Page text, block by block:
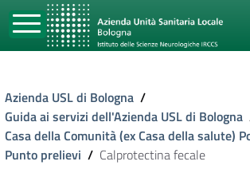
Azienda USL di Bologna /
Guida ai servizi dell'Azienda USL di Bologna
Casa della Comunità (ex Casa della salute)
Punto prelievi / Calprotectina fecale